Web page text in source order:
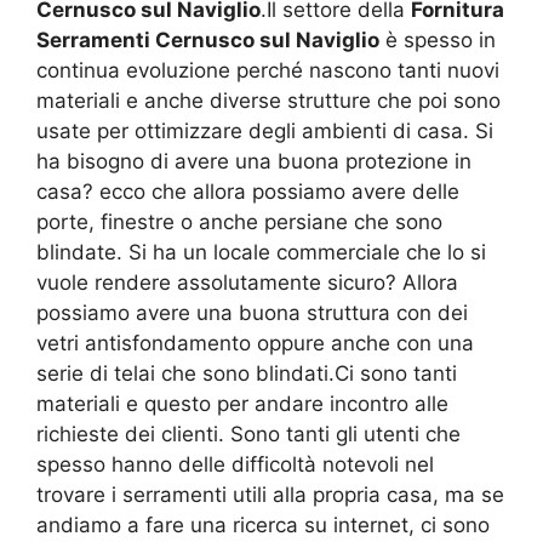
Cernusco sul Naviglio.Il settore della Fornitura
Serramenti Cernusco sul Naviglio è spesso in
continua evoluzione perché nascono tanti nuovi
materiali e anche diverse strutture che poi sono
usate per ottimizzare degli ambienti di casa. Si
ha bisogno di avere una buona protezione in
casa? ecco che allora possiamo avere delle
porte, finestre o anche persiane che sono
blindate. Si ha un locale commerciale che lo si
vuole rendere assolutamente sicuro? Allora
possiamo avere una buona struttura con dei
vetri antisfondamento oppure anche con una
serie di telai che sono blindati.Ci sono tanti
materiali e questo per andare incontro alle
richieste dei clienti. Sono tanti gli utenti che
spesso hanno delle difficoltà notevoli nel
trovare i serramenti utili alla propria casa, ma se
andiamo a fare una ricerca su internet, ci sono